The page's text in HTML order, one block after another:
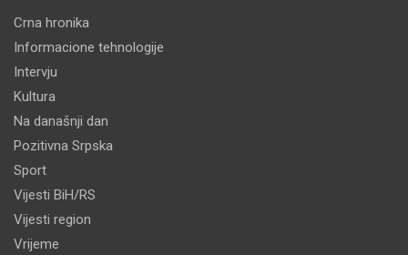
Crna hronika
Informacione tehnologije
Intervju
Kultura
Na današnji dan
Pozitivna Srpska
Sport
Vijesti BiH/RS
Vijesti region
Vrijeme